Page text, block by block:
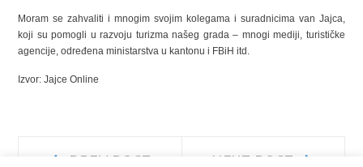
Moram se zahvaliti i mnogim svojim kolegama i suradnicima van Jajca,
koji su pomogli u razvoju turizma našeg grada – mnogi mediji, turističke
agencije, određena ministarstva u kantonu i FBiH itd.
Izvor: Jajce Online
Navigacija
PREV POST NEXT POST